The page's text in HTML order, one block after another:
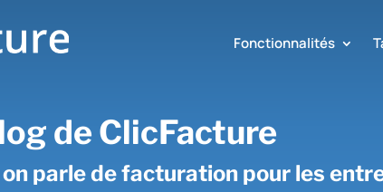
Fonctionnalités
de ClicFacture
parle de facturation pour les